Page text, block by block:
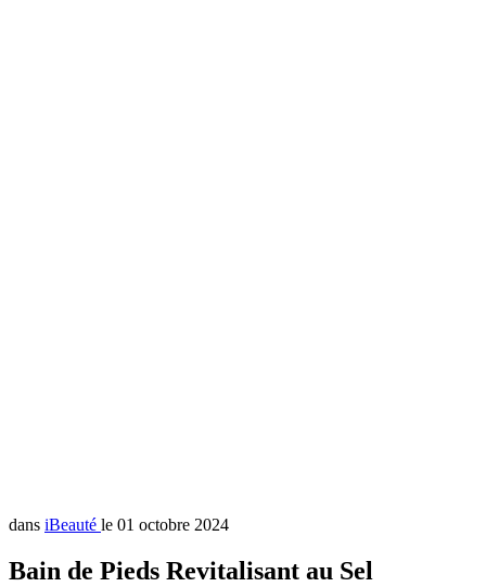
dans iBeauté le 01 octobre 2024
Bain de Pieds Revitalisant au Sel